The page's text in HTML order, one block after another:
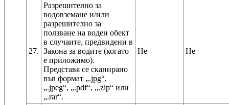
27.
Разрешително за
водовземане и/или
разрешително за
ползване на воден обект
в случаите, предвидени в
Закона за водите (когато
е приложимо).
Представя се сканирано
във формат „.jpg“,
„.jpeg“, „.pdf“, „.zip“ или
Не Не